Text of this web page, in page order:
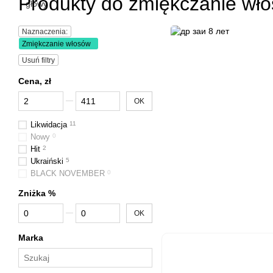
Naznaczenia:
Zmiękczanie włosów
Usuń filtry
Cena, zł
Od Cena, zł
Do Cena, zł OK
Likwidacja 11
Nowy 0
Hit 2
Ukraiński 5
BLACK NOVEMBER 0
Zniżka %
Od Zniżka %
Do Zniżka % OK
Marka